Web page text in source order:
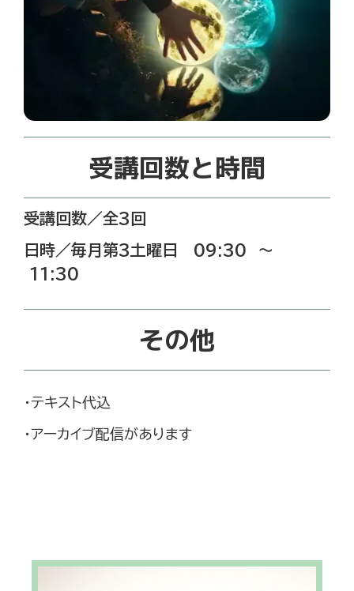
受講回数と時間
受講回数／全3回
日時／毎月第3土曜日 09:30 〜
11:30
その他
・テキスト代込
・アーカイブ配信があります